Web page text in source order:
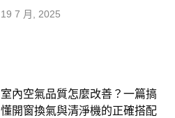
19 7 月, 2025
室內空氣品質怎麼改善？一篇搞
懂開窗換氣與清淨機的正確搭配